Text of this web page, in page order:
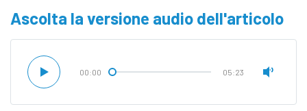
Ascolta la versione audio dell'articolo
00:00 05:23